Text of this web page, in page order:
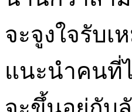
จะจูงใจรับ
แนะนำคนที่